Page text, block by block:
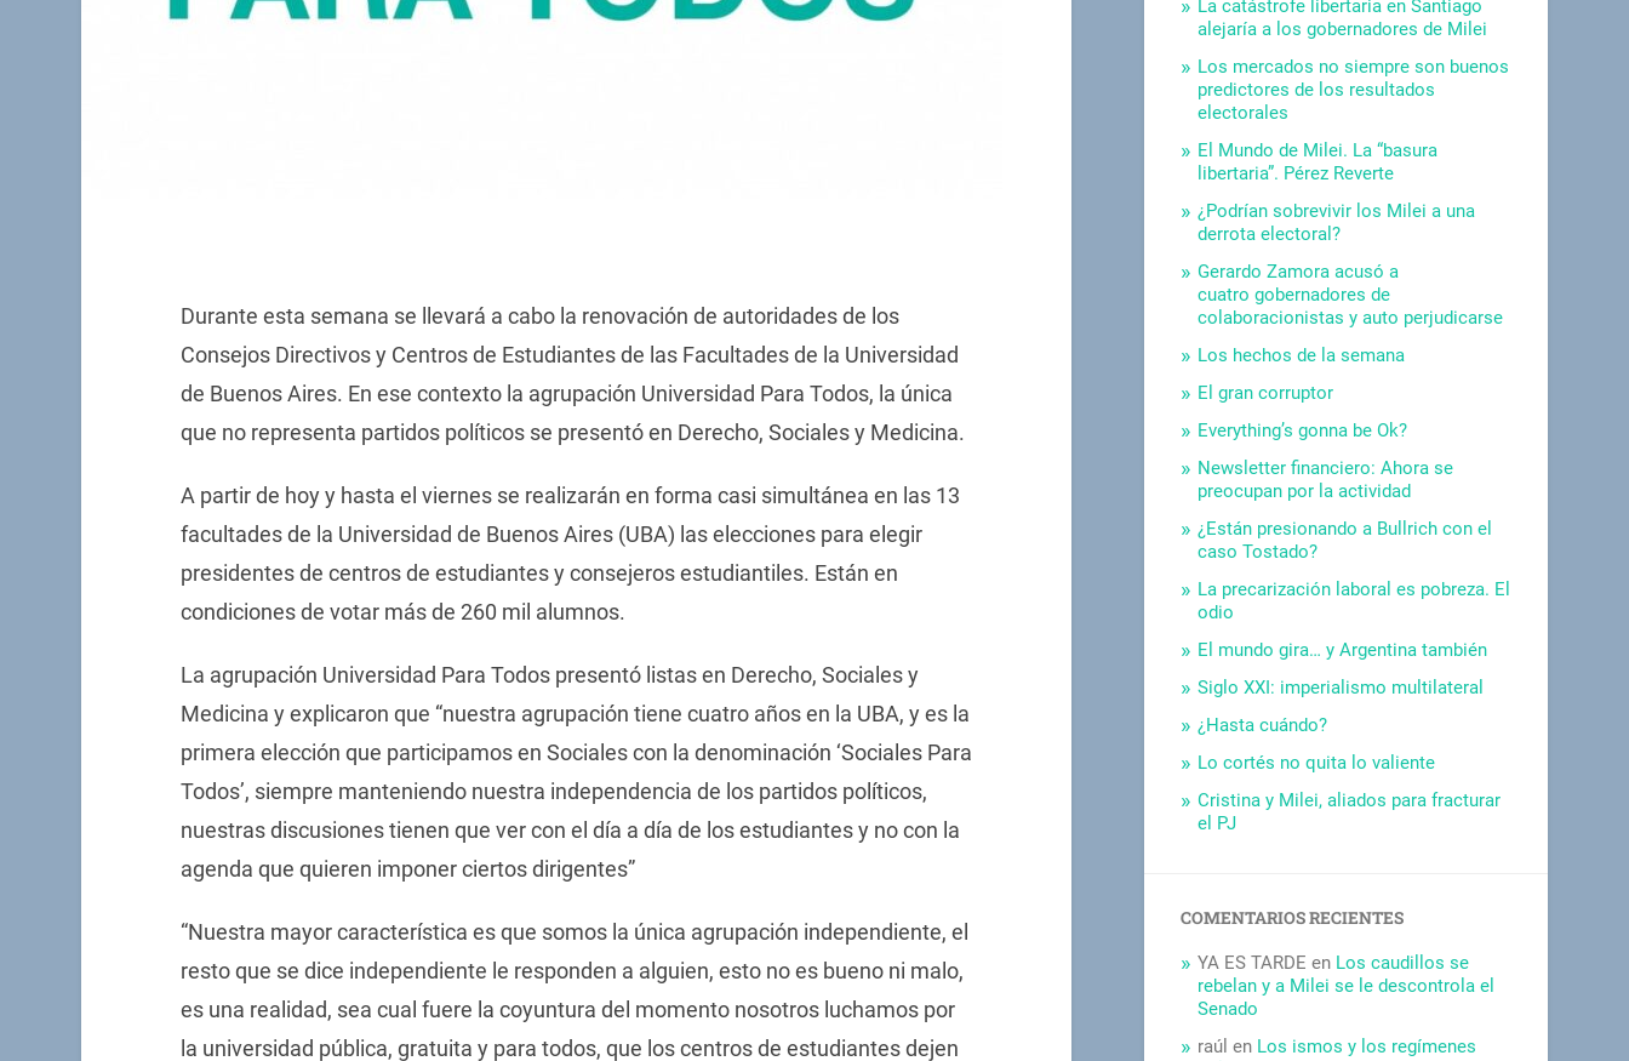
Durante esta semana se llevará a cabo la renovación de autoridades de los
Consejos Directivos y Centros de Estudiantes de las Facultades de la Universidad
de Buenos Aires. En ese contexto la agrupación Universidad Para Todos, la única
que no representa partidos políticos se presentó en Derecho, Sociales y Medicina.
A partir de hoy y hasta el viernes se realizarán en forma casi simultánea en las 13
facultades de la Universidad de Buenos Aires (UBA) las elecciones para elegir
presidentes de centros de estudiantes y consejeros estudiantiles. Están en
condiciones de votar más de 260 mil alumnos.
La agrupación Universidad Para Todos presentó listas en Derecho, Sociales y
Medicina y explicaron que “nuestra agrupación tiene cuatro años en la UBA, y es la
primera elección que participamos en Sociales con la denominación ‘Sociales Para
Todos’, siempre manteniendo nuestra independencia de los partidos políticos,
nuestras discusiones tienen que ver con el día a día de los estudiantes y no con la
agenda que quieren imponer ciertos dirigentes”
“Nuestra mayor característica es que somos la única agrupación independiente, el
resto que se dice independiente le responden a alguien, esto no es bueno ni malo,
es una realidad, sea cual fuere la coyuntura del momento nosotros luchamos por
la universidad pública, gratuita y para todos, que los centros de estudiantes dejen
La catástrofe libertaria en Santiago
alejaría a los gobernadores de Milei
Los mercados no siempre son buenos
predictores de los resultados
electorales
El Mundo de Milei. La “basura
libertaria”. Pérez Reverte
¿Podrían sobrevivir los Milei a una
derrota electoral?
Gerardo Zamora acusó a
cuatro gobernadores de
colaboracionistas y auto perjudicarse
Los hechos de la semana
El gran corruptor
Everything’s gonna be Ok?
Newsletter financiero: Ahora se
preocupan por la actividad
¿Están presionando a Bullrich con el
caso Tostado?
La precarización laboral es pobreza. El
odio
El mundo gira… y Argentina también
Siglo XXI: imperialismo multilateral
¿Hasta cuándo?
Lo cortés no quita lo valiente
Cristina y Milei, aliados para fracturar
el PJ
COMENTARIOS RECIENTES
YA ES TARDE en Los caudillos se
rebelan y a Milei se le descontrola el
Senado
raúl en Los ismos y los regímenes